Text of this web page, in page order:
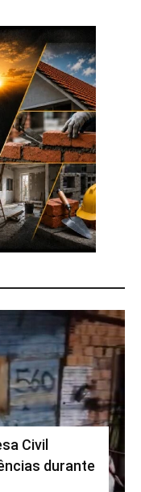
Civil
durante